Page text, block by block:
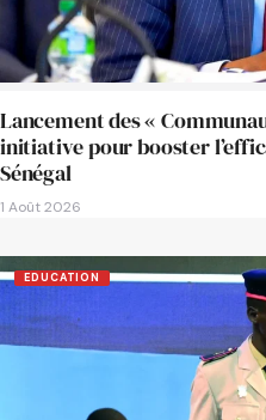
Lancement des «
initiative pour booster
Sénégal
1 Août 2026
EDUCATION